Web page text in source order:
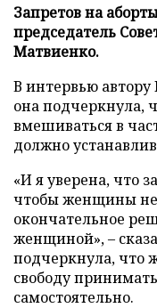
Запретов на
председатель
Матвиенко.
В интервью автору
она подчеркнула,
вмешиваться в
должно
«И я уверена, что
чтобы женщины не
окончательное
женщиной», –
подчеркнула, что
свободу
самостоятельно.